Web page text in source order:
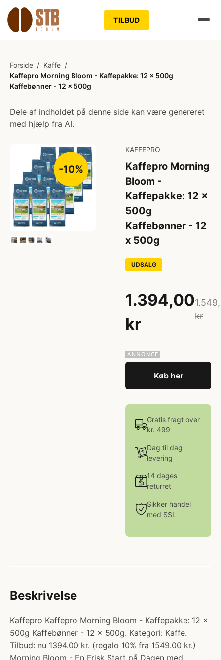
TILBUD
Forside / Kaffe /
Kaffepro Morning Bloom - Kaffepakke: 12 x 500g
Kaffebønner - 12 x 500g
Dele af indholdet på denne side kan være genereret
med hjælp fra AI.
-10%
KAFFEPRO
Kaffepro Morning
Bloom -
Kaffepakke: 12 x
500g
Kaffebønner - 12
x 500g
UDSALG
1.394,00
kr
kr
Køb her
Gratis fragt over
kr. 499
Dag til dag
levering
14 dages
returret
Sikker handel
med SSL
Beskrivelse
Kaffepro Kaffepro Morning Bloom - Kaffepakke: 12 x
500g Kaffebønner - 12 x 500g. Kategori: Kaffe.
Tilbud: nu 1394.00 kr. (regalo 10% fra 1549.00 kr.)
Morning Bloom - En Frisk Start på Dagen med